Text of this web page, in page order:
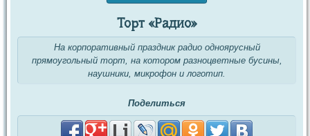
Торт «Радио»
На корпоративный праздник радио одноярусный
прямоугольный торт, на котором разноцветные бусины,
наушники, микрофон и логотип.
Поделиться